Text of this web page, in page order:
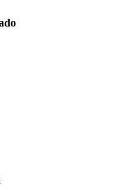
sobre
representados na 79.ª